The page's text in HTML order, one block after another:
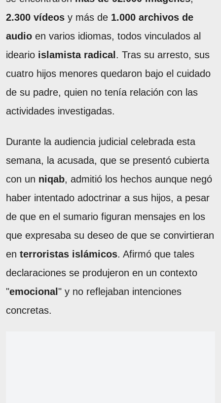
2.300 vídeos y más de 1.000 archivos de
audio en varios idiomas, todos vinculados al
ideario islamista radical . Tras su arresto, sus
cuatro hijos menores quedaron bajo el cuidado
de su padre, quien no tenía relación con las
actividades investigadas.
Durante la audiencia judicial celebrada esta
semana, la acusada, que se presentó cubierta
con un niqab, admitió los hechos aunque negó
haber intentado adoctrinar a sus hijos, a pesar
de que en el sumario figuran mensajes en los
que expresaba su deseo de que se convirtieran
en terroristas islámicos. Afirmó que tales
declaraciones se produjeron en un contexto
"emocional " y no reflejaban intenciones
concretas.